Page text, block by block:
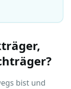
bist und